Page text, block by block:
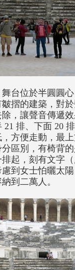
台位於半圓圓
摺的建築，對
，讓聲音傳遞
排、下面 20
方便走動，最
區別，有椅背
起，刻有文字
到女士怕曬太
到二萬人。